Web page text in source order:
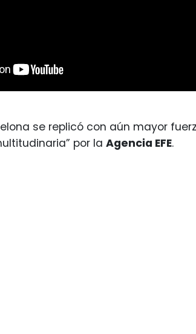
se replicó con aún mayor
por la Agencia EFE.